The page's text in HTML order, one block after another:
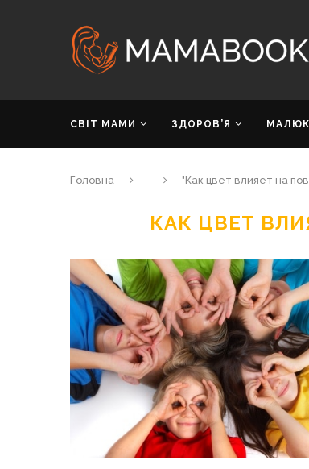
СВІТ МАМИ ЗДОРОВ’Я
Головна "Как цвет влияет на
КАК ЦВЕТ